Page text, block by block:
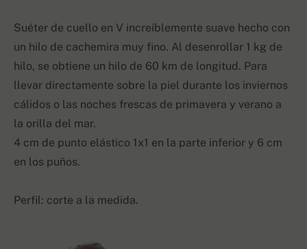
Suéter de cuello en V increíblemente suave hecho con
un hilo de cachemira muy fino. Al desenrollar 1 kg de
hilo, se obtiene un hilo de 60 km de longitud. Para
llevar directamente sobre la piel durante los inviernos
cálidos o las noches frescas de primavera y verano a
la orilla del mar.
4 cm de punto elástico 1x1 en la parte inferior y 6 cm
en los puños.
Perfil: corte a la medida.